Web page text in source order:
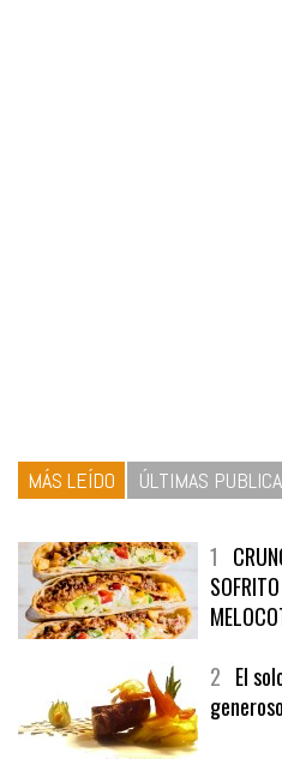
MÁS LEÍDO ÚLTIMAS
1
2 El